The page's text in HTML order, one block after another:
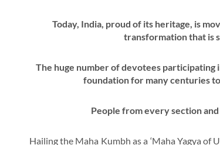
Today, India, proud of its heritage, is
transformation that is
The huge number of devotees participating
foundation for many centuries
People from every section
Hailing the Maha Kumbh as a ‘Maha Yagya